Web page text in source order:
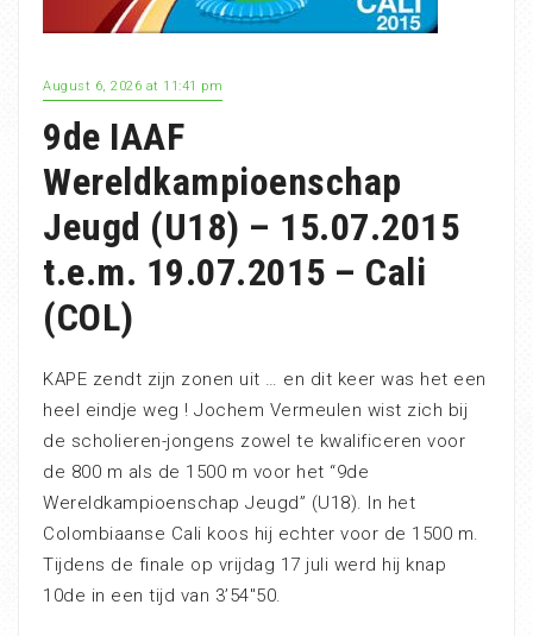
August 6, 2026 at 11:41 pm
9de IAAF
Wereldkampioenschap
Jeugd (U18) – 15.07.2015
t.e.m. 19.07.2015 – Cali
(COL)
KAPE zendt zijn zonen uit … en dit keer was het een
heel eindje weg ! Jochem Vermeulen wist zich bij
de scholieren-jongens zowel te kwalificeren voor
de 800 m als de 1500 m voor het “9de
Wereldkampioenschap Jeugd” (U18). In het
Colombiaanse Cali koos hij echter voor de 1500 m.
Tijdens de finale op vrijdag 17 juli werd hij knap
10de in een tijd van 3’54″50.